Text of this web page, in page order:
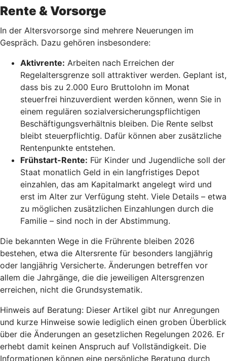
Rente & Vorsorge
In der Altersvorsorge sind mehrere Neuerungen im
Gespräch. Dazu gehören insbesondere:
Aktivrente: Arbeiten nach Erreichen der
Regelaltersgrenze soll attraktiver werden. Geplant ist,
dass bis zu 2.000 Euro Bruttolohn im Monat
steuerfrei hinzuverdient werden können, wenn Sie in
einem regulären sozialversicherungspflichtigen
Beschäftigungsverhältnis bleiben. Die Rente selbst
bleibt steuerpflichtig. Dafür können aber zusätzliche
Rentenpunkte entstehen.
Frühstart-Rente: Für Kinder und Jugendliche soll der
Staat monatlich Geld in ein langfristiges Depot
einzahlen, das am Kapitalmarkt angelegt wird und
erst im Alter zur Verfügung steht. Viele Details – etwa
zu möglichen zusätzlichen Einzahlungen durch die
Familie – sind noch in der Abstimmung.
Die bekannten Wege in die Frührente bleiben 2026
bestehen, etwa die Altersrente für besonders langjährig
oder langjährig Versicherte. Änderungen betreffen vor
allem die Jahrgänge, die die jeweiligen Altersgrenzen
erreichen, nicht die Grundsystematik.
Hinweis auf Beratung: Dieser Artikel gibt nur Anregungen
und kurze Hinweise sowie lediglich einen groben Überblick
über die Änderungen an gesetzlichen Regelungen 2026. Er
erhebt damit keinen Anspruch auf Vollständigkeit. Die
Informationen können eine persönliche Beratung durch